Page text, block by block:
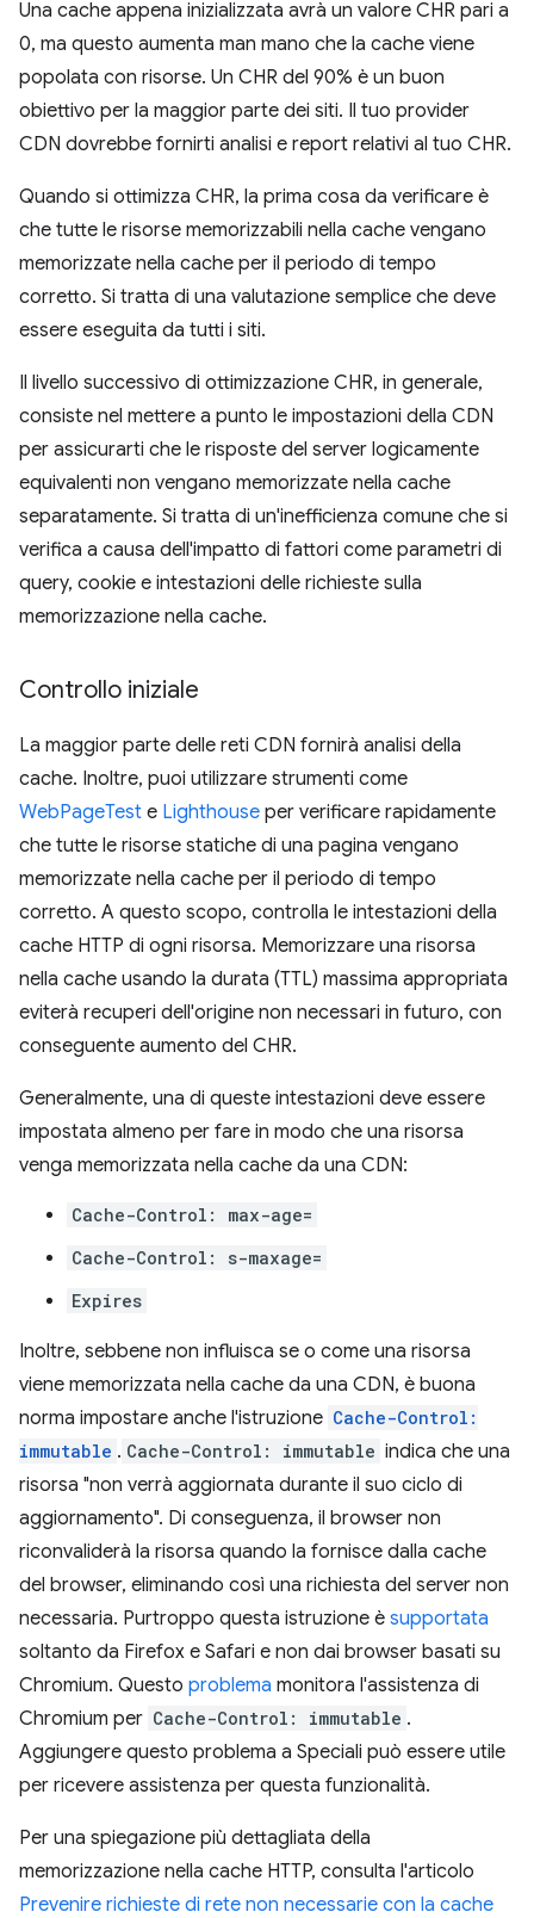
Una cache appena inizializzata avrà un valore CHR pari a
0, ma questo aumenta man mano che la cache viene
popolata con risorse. Un CHR del 90% è un buon
obiettivo per la maggior parte dei siti. Il tuo provider
CDN dovrebbe fornirti analisi e report relativi al tuo CHR.
Quando si ottimizza CHR, la prima cosa da verificare è
che tutte le risorse memorizzabili nella cache vengano
memorizzate nella cache per il periodo di tempo
corretto. Si tratta di una valutazione semplice che deve
essere eseguita da tutti i siti.
Il livello successivo di ottimizzazione CHR, in generale,
consiste nel mettere a punto le impostazioni della CDN
per assicurarti che le risposte del server logicamente
equivalenti non vengano memorizzate nella cache
separatamente. Si tratta di un'inefficienza comune che si
verifica a causa dell'impatto di fattori come parametri di
query, cookie e intestazioni delle richieste sulla
memorizzazione nella cache.
Controllo iniziale
La maggior parte delle reti CDN fornirà analisi della
cache. Inoltre, puoi utilizzare strumenti come
WebPageTest e Lighthouse per verificare rapidamente
che tutte le risorse statiche di una pagina vengano
memorizzate nella cache per il periodo di tempo
corretto. A questo scopo, controlla le intestazioni della
cache HTTP di ogni risorsa. Memorizzare una risorsa
nella cache usando la durata (TTL) massima appropriata
eviterà recuperi dell'origine non necessari in futuro, con
conseguente aumento del CHR.
Generalmente, una di queste intestazioni deve essere
impostata almeno per fare in modo che una risorsa
venga memorizzata nella cache da una CDN:
Cache-Control: max-age=
Cache-Control: s-maxage=
Expires
Inoltre, sebbene non influisca se o come una risorsa
viene memorizzata nella cache da una CDN, è buona
norma impostare anche l'istruzione Cache-Control:
immutable . Cache-Control: immutable indica che una
risorsa "non verrà aggiornata durante il suo ciclo di
aggiornamento". Di conseguenza, il browser non
riconvaliderà la risorsa quando la fornisce dalla cache
del browser, eliminando così una richiesta del server non
necessaria. Purtroppo questa istruzione è supportata
soltanto da Firefox e Safari e non dai browser basati su
Chromium. Questo problema monitora l'assistenza di
Chromium per Cache-Control: immutable .
Aggiungere questo problema a Speciali può essere utile
per ricevere assistenza per questa funzionalità.
Per una spiegazione più dettagliata della
memorizzazione nella cache HTTP, consulta l'articolo
Prevenire richieste di rete non necessarie con la cache